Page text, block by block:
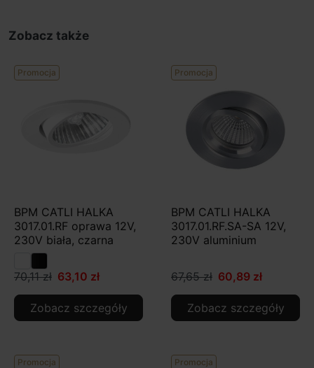
Zobacz także
Promocja
BPM CATLI HALKA
3017.01.RF oprawa 12V,
230V biała, czarna
70,11 zł 63,10 zł
Zobacz szczegóły
Promocja
BPM CATLI HALKA
3017.01.RF.SA-SA 12V,
230V aluminium
67,65 zł 60,89 zł
Zobacz szczegóły
Promocja Promocja